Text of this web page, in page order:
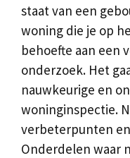
staat van een
woning die je op
behoefte aan een
onderzoek. Het
nauwkeurige en
woninginspectie.
verbeterpunten
Onderdelen waar